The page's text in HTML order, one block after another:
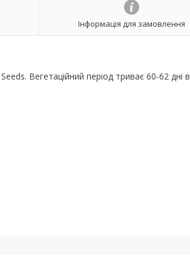
Інформація для замовлення
Вегетаційний період триває 60-62 дні